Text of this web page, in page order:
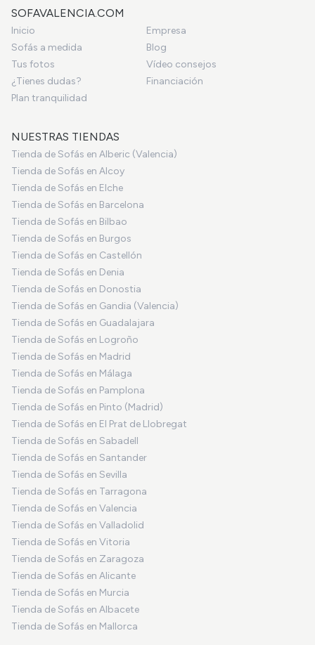
SOFAVALENCIA.COM
Inicio
Empresa
Sofás a medida
Blog
Tus fotos
Vídeo consejos
¿Tienes dudas?
Financiación
Plan tranquilidad
NUESTRAS TIENDAS
Tienda de Sofás en Alberic (Valencia)
Tienda de Sofás en Alcoy
Tienda de Sofás en Elche
Tienda de Sofás en Barcelona
Tienda de Sofás en Bilbao
Tienda de Sofás en Burgos
Tienda de Sofás en Castellón
Tienda de Sofás en Denia
Tienda de Sofás en Donostia
Tienda de Sofás en Gandia (Valencia)
Tienda de Sofás en Guadalajara
Tienda de Sofás en Logroño
Tienda de Sofás en Madrid
Tienda de Sofás en Málaga
Tienda de Sofás en Pamplona
Tienda de Sofás en Pinto (Madrid)
Tienda de Sofás en El Prat de Llobregat
Tienda de Sofás en Sabadell
Tienda de Sofás en Santander
Tienda de Sofás en Sevilla
Tienda de Sofás en Tarragona
Tienda de Sofás en Valencia
Tienda de Sofás en Valladolid
Tienda de Sofás en Vitoria
Tienda de Sofás en Zaragoza
Tienda de Sofás en Alicante
Tienda de Sofás en Murcia
Tienda de Sofás en Albacete
Tienda de Sofás en Mallorca